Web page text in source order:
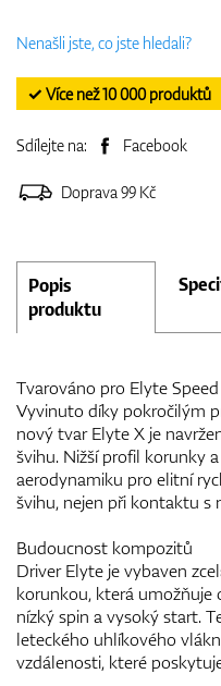
Nenašli jste, co jste hledali?
✓ Více než 10 000 produktů
Sdílejte na: Facebook
Doprava 99 Kč
Popis
produktu
Tvarováno pro Elyte Speed
Vyvinuto díky pokročilým
nový tvar Elyte X je
švihu. Nižší profil korunky
aerodynamiku pro elitní
švihu, nejen při kontaktu s
Budoucnost kompozitů
Driver Elyte je vybaven
korunkou, která
nízký spin a vysoký start.
leteckého uhlíkového
vzdálenosti, které